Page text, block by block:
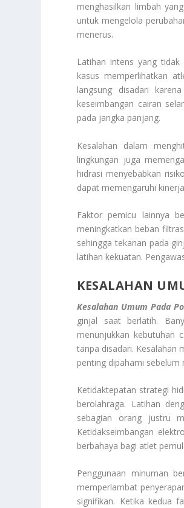
menghasilkan limbah
untuk mengelola
menerus.
Latihan intens yang
kasus memperlihatkan
langsung disadari
keseimbangan cairan
pada jangka panjang.
Kesalahan dalam
lingkungan juga
hidrasi menyebabkan
dapat memengaruhi
Faktor pemicu lainnya
meningkatkan beban
sehingga tekanan pada
latihan kekuatan.
KESALAHAN
Kesalahan Umum Pada
ginjal saat berlatih.
menunjukkan kebutuhan
tanpa disadari. Kesalahan
penting dipahami
Ketidaktepatan strategi
berolahraga. Latihan
sebagian orang justru
Ketidakseimbangan
berbahaya bagi atlet
Penggunaan minuman
memperlambat
signifikan. Ketika kedua